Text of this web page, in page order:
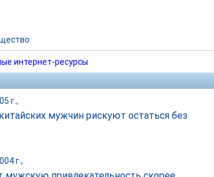
интернет-ресурсы
г.,
мужчин рискуют остаться без
г.,